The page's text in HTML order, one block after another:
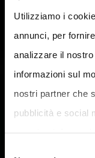
Utilizziamo i
annunci, per
analizzare il
informazioni sul
nostri partner che
pubblicità e social